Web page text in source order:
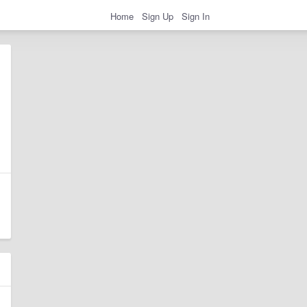
Home Sign Up Sign In